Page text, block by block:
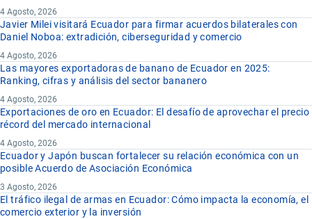
4 Agosto, 2026
Javier Milei visitará Ecuador para firmar acuerdos bilaterales con
Daniel Noboa: extradición, ciberseguridad y comercio
4 Agosto, 2026
Las mayores exportadoras de banano de Ecuador en 2025:
Ranking, cifras y análisis del sector bananero
4 Agosto, 2026
Exportaciones de oro en Ecuador: El desafío de aprovechar el precio
récord del mercado internacional
4 Agosto, 2026
Ecuador y Japón buscan fortalecer su relación económica con un
posible Acuerdo de Asociación Económica
3 Agosto, 2026
El tráfico ilegal de armas en Ecuador: Cómo impacta la economía, el
comercio exterior y la inversión